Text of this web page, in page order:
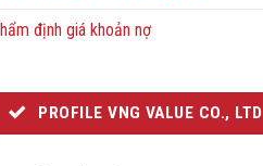
định giá khoản nợ
PROFILE VNG VALUE CO., LTD